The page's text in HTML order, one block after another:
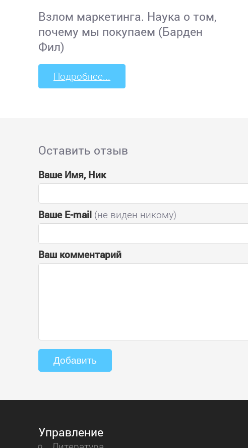
Взлом маркетинга. Наука о том,
почему мы покупаем (Барден
Фил)
Подробнее...
Оставить отзыв
Ваше Имя, Ник
Ваше E-mail (не виден никому)
Ваш комментарий
Управление